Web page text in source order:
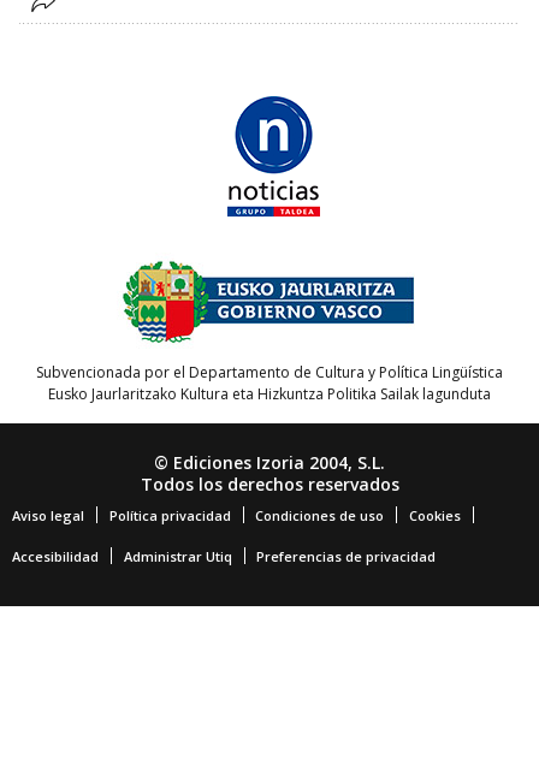
Subvencionada por el Departamento de Cultura y Política Lingüística
Eusko Jaurlaritzako Kultura eta Hizkuntza Politika Sailak lagunduta
© Ediciones Izoria 2004, S.L.
Todos los derechos reservados
Aviso legal Política privacidad Condiciones de uso Cookies
Accesibilidad Administrar Utiq Preferencias de privacidad